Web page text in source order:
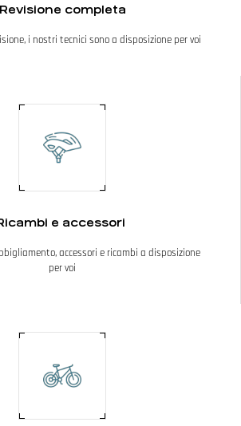
Revisione completa
i nostri tecnici sono a disposizione per voi
e accessori
accessori e ricambi a disposizione
per voi